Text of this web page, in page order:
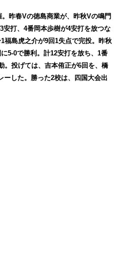
昨春Vの徳島商業が、昨秋Vの鳴門
安打、4番岡本歩樹が4安打を放つな
福島虎之介が9回1失点で完投。昨秋
5-0で勝利。計12安打を放ち、1番
。投げては、吉本侑正が6回を、橋
ーした。勝った2校は、四国大会出